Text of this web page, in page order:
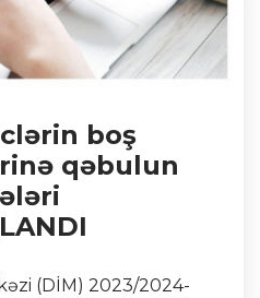
boş
qəbulun
(DİM) 2023/2024-